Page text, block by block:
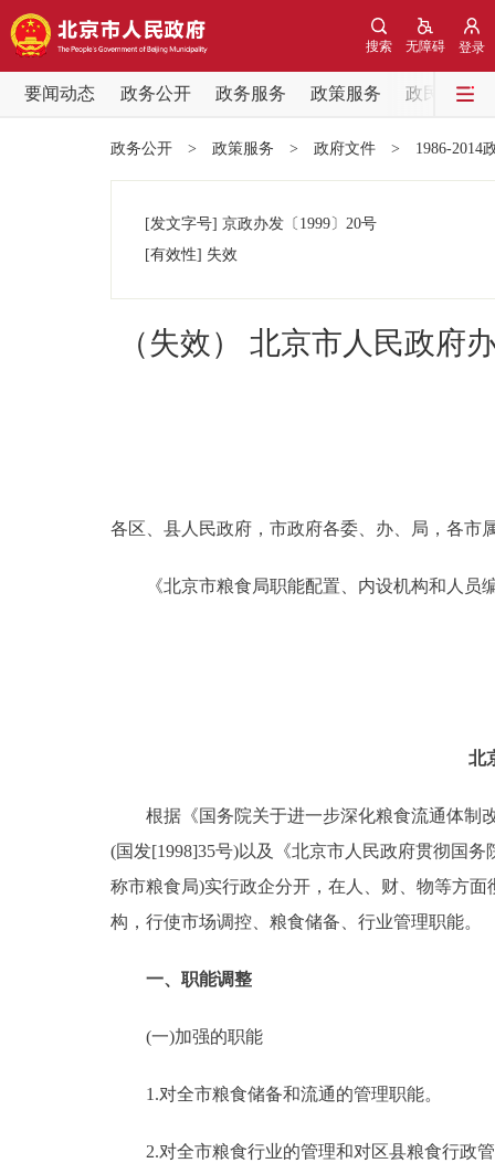
登录
无障碍
搜索
要闻动态 政务公开 政务服务 政策服务
政民互动
党中央精神
政务公开
政民互动
参与调查
走进北京
北京概况
绿色北京
政务公开 > 政策服务 > 政府文件 > 1986-2014
[发文字号] 京政办发 〔1999〕 20号
[有效性] 失效
（失效） 北京市人民政府
各区、县人民政府，市政府各委、办、局，各市
《北京市粮食局职能配置、内设机构和人员
北
根据《国务院关于进一步深化粮食流通体制改
(国发[1998]35号)以及《北京市人民政府贯彻国
称市粮食局)实行政企分开，在人、财、物等方
构，行使市场调控、粮食储备、行业管理职能。
一、职能调整
(一)加强的职能
1.对全市粮食储备和流通的管理职能。
2.对全市粮食行业的管理和对区县粮食行政管